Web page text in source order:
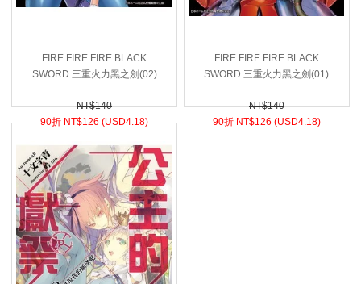
FIRE FIRE FIRE BLACK
SWORD 三重火力黑之劍(02)
NT$140
90折 NT$126 (USD4.18)
FIRE FIRE FIRE BLACK
SWORD 三重火力黑之劍(01)
NT$140
90折 NT$126 (USD4.18)